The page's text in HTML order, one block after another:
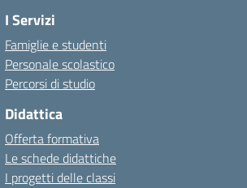
I Servizi
Famiglie e studenti
Personale scolastico
Percorsi di studio
Didattica
Offerta formativa
Le schede didattiche
I progetti delle classi